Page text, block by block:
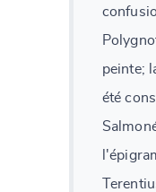
peinte;
été